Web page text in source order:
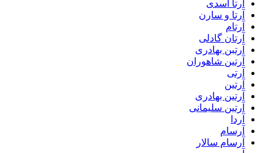
آرتا اسدی
آرتا و سارن
آرتام
آرتان گادلی
آرتبن بهادری
آرتين شاهوران
آرتی
آرتین
آرتین بهادری
آرتین سلیمانی
آردا
آرسام
آرسام سالار